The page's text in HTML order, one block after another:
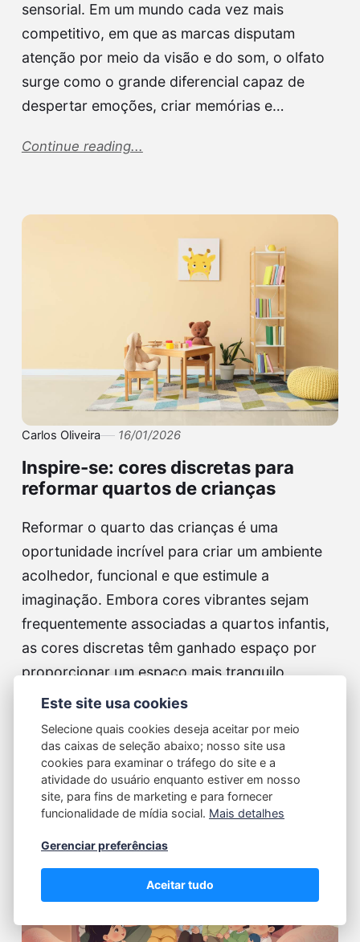
sensorial. Em um mundo cada vez mais
competitivo, em que as marcas disputam
atenção por meio da visão e do som, o olfato
surge como o grande diferencial capaz de
despertar emoções, criar memórias e…
Continue reading...
Carlos Oliveira 16/01/2026
Inspire-se: cores discretas para
reformar quartos de crianças
Reformar o quarto das crianças é uma
oportunidade incrível para criar um ambiente
acolhedor, funcional e que estimule a
imaginação. Embora cores vibrantes sejam
frequentemente associadas a quartos infantis,
as cores discretas têm ganhado espaço por
proporcionar um espaço mais tranquilo,
elegante e versátil. Essas tonalidades suaves…
Continue reading...
Este site usa cookies
Selecione quais cookies deseja aceitar por meio
das caixas de seleção abaixo; nosso site usa
cookies para examinar o tráfego do site e a
atividade do usuário enquanto estiver em nosso
site, para fins de marketing e para fornecer
funcionalidade de mídia social. Mais detalhes
Gerenciar preferências
Aceitar tudo